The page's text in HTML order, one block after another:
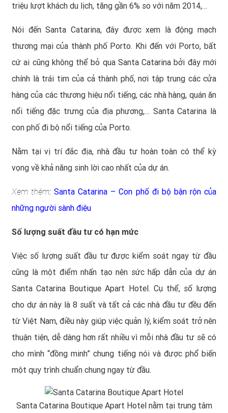
triệu lượt khách du lịch, tăng gần 6% so với năm 2014,…
Nói đến Santa Catarina, đây được xem là động mạch
thương mại của thành phố Porto. Khi đến với Porto, bất
cứ ai cũng không thể bỏ qua Santa Catarina bởi đây mới
chính là trái tim của cả thành phố, nơi tập trung các cửa
hàng của các thương hiệu nổi tiếng, các nhà hàng, quán ăn
nổi tiếng đặc trưng của địa phương,… Santa Catarina là
con phố đi bộ nổi tiếng của Porto.
Nằm tại vị trí đắc địa, nhà đầu tư hoàn toàn có thể kỳ
vọng về khả năng sinh lời cao nhất của dự án.
Xem thêm:Santa Catarina – Con phố đi bộ bận rộn của
những người sành điệu
Số lượng suất đầu tư có hạn mức
Việc số lượng suất đầu tư được kiểm soát ngay từ đầu
cũng là một điểm nhấn tạo nên sức hấp dẫn của dự án
Santa Catarina Boutique Apart Hotel. Cụ thể, số lượng
cho dự án này là 8 suất và tất cả các nhà đầu tư đều đến
từ Việt Nam, điều này giúp việc quản lý, kiểm soát trở nên
thuận tiện, dễ dàng hơn rất nhiều vì mỗi nhà đầu tư sẽ có
cho mình “đồng minh” chung tiếng nói và được phổ biến
một quy trình chuẩn chung ngay từ đầu.
Santa Catarina Boutique Apart Hotel nằm tại trung tâm